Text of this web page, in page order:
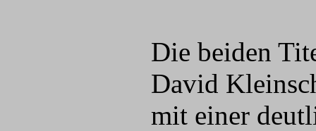
Die beiden
David
mit einer